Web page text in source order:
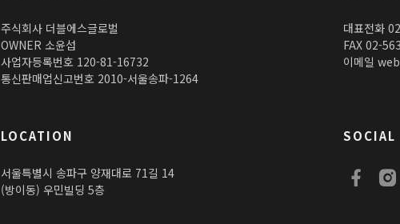
주식회사 더블에스글로벌
OWNER 소윤섭
사업자등록번호 120-81-16732
통신판매업신고번호 2010-서울송파-1264
대표전화
FAX 02-
이메일
LOCATION
서울특별시 송파구 양재대로 71길 14
(방이동) 우민빌딩 5층
SOCIAL